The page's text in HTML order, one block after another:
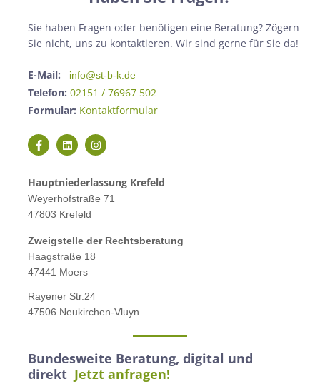
Sie haben Fragen oder benötigen eine Beratung? Zögern
Sie nicht, uns zu kontaktieren. Wir sind gerne für Sie da!
E-Mail: info@st-b-k.de
Telefon: 02151 / 76967 502
Formular: Kontaktformular
Hauptniederlassung Krefeld
Weyerhofstraße 71
47803 Krefeld
Zweigstelle der Rechtsberatung
Haagstraße 18
47441 Moers
Rayener Str.24
47506 Neukirchen-Vluyn
Bundesweite Beratung, digital und
direkt Jetzt anfragen!